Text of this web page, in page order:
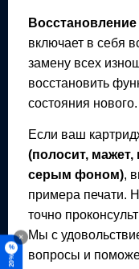
×
%
включает в себя
замену всех
восстановить
состояния нового.
Если ваш
(полосит, мажет,
серым фоном),
примера печати.
точно
Мы с
вопросы и